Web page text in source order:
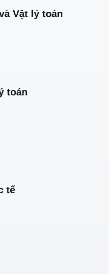
Vật lý toán
toán
tế